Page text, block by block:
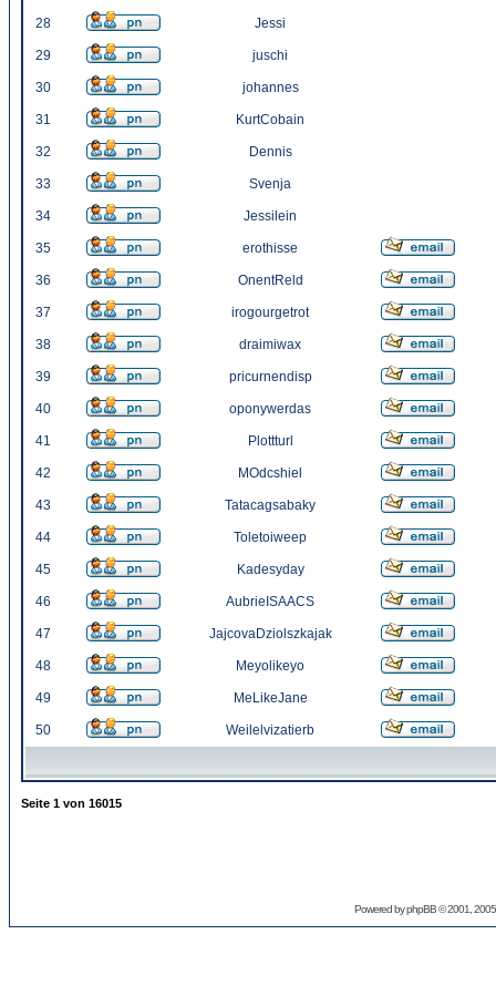
28 Jessi
29 juschi
30 johannes
31 KurtCobain
32 Dennis
33 Svenja
34 Jessilein
35 erothisse
36 OnentReld
37 irogourgetrot
38 draimiwax
39 pricurnendisp
40 oponywerdas
41 Plottturl
42 MOdcshiel
43 Tatacagsabaky
44 Toletoiweep
45 Kadesyday
46 AubrieISAACS
47 JajcovaDziolszkajak
48 Meyolikeyo
49 MeLikeJane
50 Weilelvizatierb
Seite 1 von 16015
Powered byphpBB© 2001,